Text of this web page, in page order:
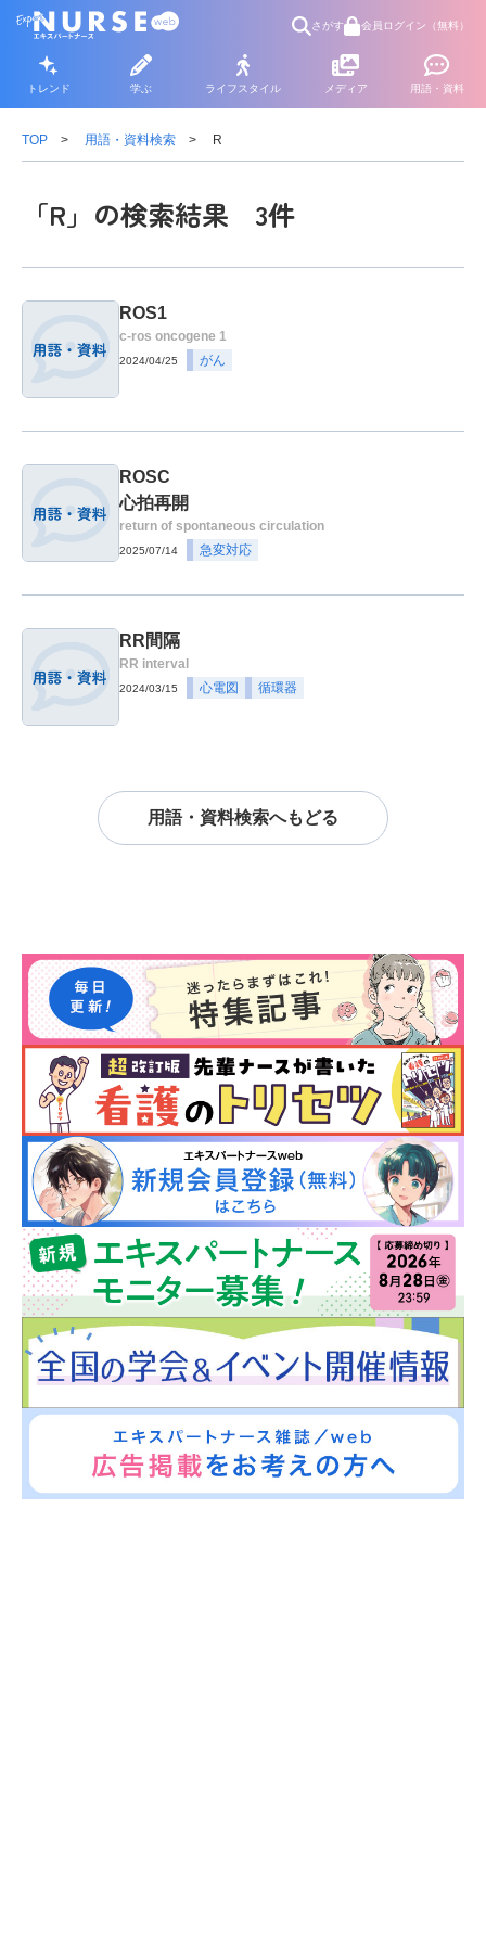
さがす 会員ログイン（無料）
トレンド 学ぶ ライフスタイル メディア 用語・資料
TOP 用語・資料検索 R
「R」の検索結果 3件
ROS1
c-ros oncogene 1
2024/04/25 がん
ROSC
心拍再開
return of spontaneous circulation
2025/07/14 急変対応
RR間隔
RR interval
2024/03/15 心電図 循環器
用語・資料検索へもどる